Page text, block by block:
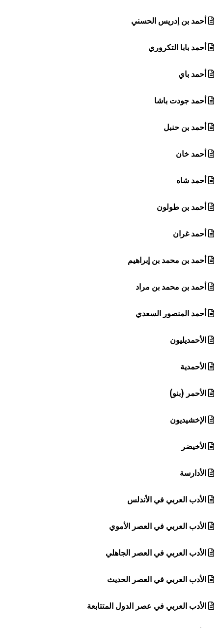
أحمد بن إدريس الحسني
أحمد بابا التكروري
أحمد باي
أحمد جودت باشا
أحمد بن حنبل
أحمد خان
أحمد شاه
أحمد بن طولون
أحمد غران
أحمد بن محمد بن إبراهيم
أحمد بن محمد بن مراد
أحمد المنصور السعدي
الأحمديليون
الأحمدية
الأحمر (بنو)
الإخشيديون
الأخيضر
الأدارسة
الأدب العربي في الأندلس
الأدب العربي في العصر الأموي
الأدب العربي في العصر الجاهلي
الأدب العربي في العصر الحديث
الأدب العربي في عصر الدول المتتابعة